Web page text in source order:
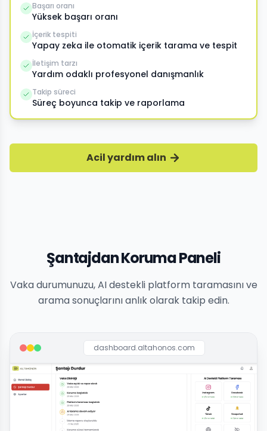
Başarı oranı
Yüksek başarı oranı
İçerik tespiti
Yapay zeka ile otomatik içerik tarama ve tespit
İletişim tarzı
Yardım odaklı profesyonel danışmanlık
Takip süreci
Süreç boyunca takip ve raporlama
Acil yardım alın
Şantajdan Koruma Paneli
Vaka durumunuzu, AI destekli platform taramasını ve
arama sonuçlarını anlık olarak takip edin.
dashboard.altahonos.com